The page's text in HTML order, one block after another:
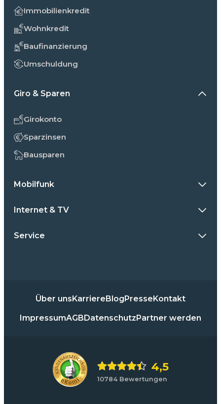
Immobilienkredit
Wohnkredit
Baufinanzierung
Umschuldung
Giro & Sparen
Girokonto
Sparzinsen
Bausparen
Mobilfunk
Internet & TV
Service
Über unsKarriereBlogPresseKontakt
ImpressumAGBDatenschutzPartner werden
4,5
10784 Bewertungen